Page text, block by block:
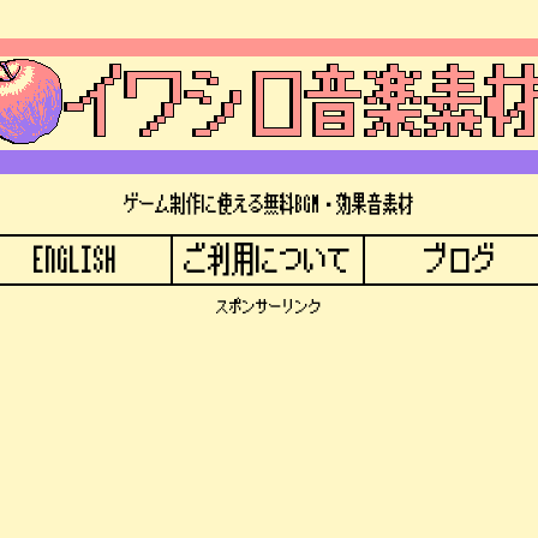
ゲーム制作に使える無料BGM・効果音素材
ENGLISH ご利用について ブログ
スポンサーリンク